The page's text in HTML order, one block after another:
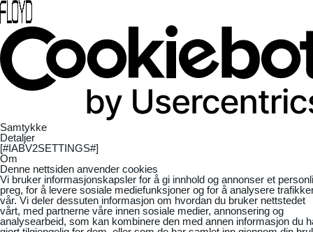
Samtykke
Detaljer
[#IABV2SETTINGS#]
Om
Denne nettsiden anvender cookies
Vi bruker informasjonskapsler for å gi innhold og annonser et
preg, for å levere sosiale mediefunksjoner og for å analysere
vår. Vi deler dessuten informasjon om hvordan du bruker nettstedet
vårt, med partnerne våre innen sosiale medier, annonsering og
analysearbeid, som kan kombinere den med annen informasjon du